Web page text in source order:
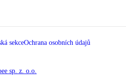
sekceOchrana osobních údajů
sp. z. o.o.